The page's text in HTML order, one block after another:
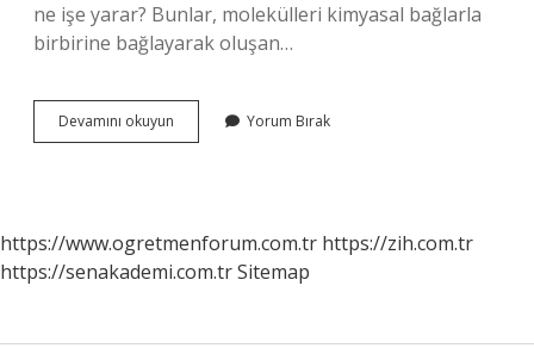
ne işe yarar? Bunlar, molekülleri kimyasal bağlarla
birbirine bağlayarak oluşan…
Devamını okuyun
Kimyası
Yorum Bırak
https://www.ogretmenforum.com.tr https://zih.com.tr
https://senakademi.com.trSitemap